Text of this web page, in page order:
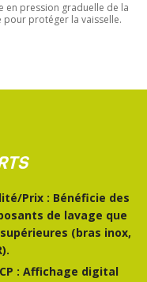
en pression graduelle de la
pour protéger la vaisselle.
Prix : Bénéficie des
de lavage que
(bras inox,
: Affichage digital